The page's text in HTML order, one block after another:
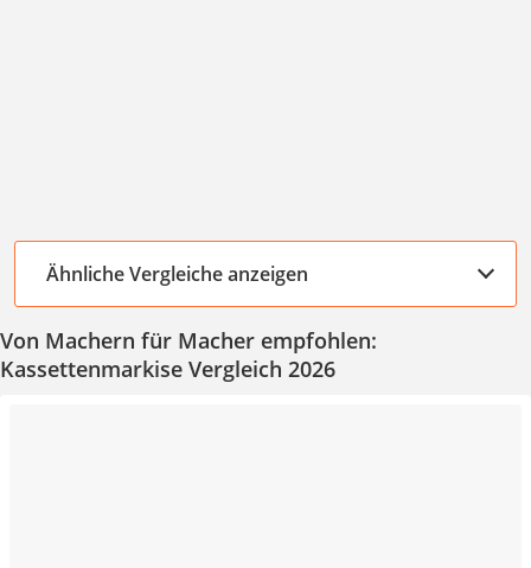
Ähnliche Vergleiche anzeigen
Von Machern für Macher empfohlen:
Kassettenmarkise Vergleich 2026